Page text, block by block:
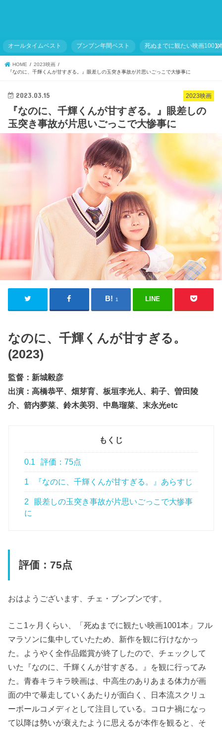
オールタイムベスト ブンブン年間ベスト 死ぬまでに観たい映画1001
HOME
2023映画
『なのに、千輝くんが甘すぎる。』眼差しの玉突き事故が片思いごっこで大惨事に
2023映画
2023.03.15
『なのに、千輝くんが甘すぎる。』眼差しの
玉突き事故が片思いごっこで大惨事に
1 LINE
なのに、千輝くんが甘すぎる。
(2023)
監督：新城毅彦
出演：高橋恭平、畑芽育、板垣李光人、莉子、曽田陵
介、箭内夢菜、鈴木美羽、中島瑠菜、末永光etc
もくじ
0.1 評価：75点
1 『なのに、千輝くんが甘すぎる。』あらすじ
2
眼差しの玉突き事故が片思いごっこで大惨事
に
評価：75点
おはようございます、チェ・ブンブンです。
ここ1ヶ月くらい、「死ぬまでに観たい映画1001本」フル
マラソンに集中していたため、新作を観に行けなかっ
た。ようやく全作品鑑賞が終了したので、チェックして
いた『なのに、千輝くんが甘すぎる。』を観に行ってみ
た。青春キラキラ映画は、中高生のありあまる体力が画
面の中で暴走していくあたりが面白く、日本流スクリュ
ーボールコメディとして注目している。コロナ禍になっ
て以降は勢いが衰えたように思えるが本作を観ると、そ